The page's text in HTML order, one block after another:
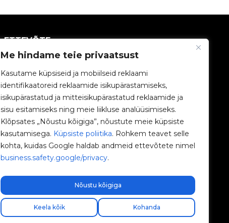
Me hindame teie privaatsust
Kasutame küpsiseid ja mobiilseid reklaami
identifikaatoreid reklaamide isikupärastamiseks,
isikupärastatud ja mitteisikupärastatud reklaamide ja
sisu esitamiseks ning meie liikluse analüüsimiseks.
Klõpsates „Nõustu kõigiga”, nõustute meie küpsiste
kasutamisega. Küpsiste poliitika. Rohkem teavet selle
kohta, kuidas Google haldab andmeid ettevõtete nimel
business.safety.google/privacy.
Kohanda
Keela kõik
Nõustu kõigiga
ETTEVÕTE
Töötage meiega
e-Laadijad
V2C Power
V2C Cloud